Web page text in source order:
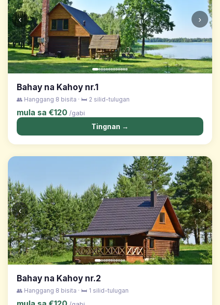
‹ ›
Bahay na Kahoy nr.1
👥 Hanggang 8 bisita · 🛏️ 2 silid-tulugan
mula sa €120 /gabi
Tingnan →
‹ ›
Bahay na Kahoy nr.2
👥 Hanggang 8 bisita · 🛏️ 1 silid-tulugan